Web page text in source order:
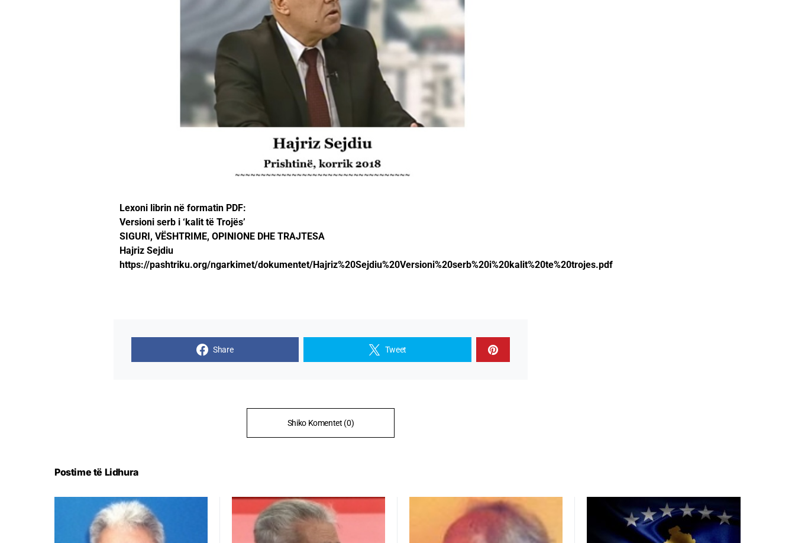
Lexoni librin në formatin PDF:
Versioni serb i ‘kalit të Trojës’
SIGURI, VËSHTRIME, OPINIONE DHE TRAJTESA
Hajriz Sejdiu
https://pashtriku.org/ngarkimet/dokumentet/Hajriz%20Sejdiu%20Versioni%20serb%20i%20kalit%20te%20trojes.pdf
Share Tweet
Shiko Komentet (0)
Postime të Lidhura